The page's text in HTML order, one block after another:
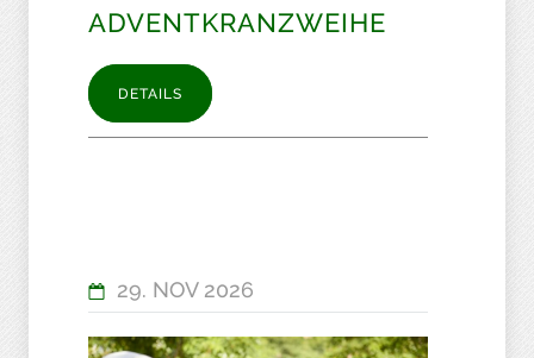
ADVENTKRANZWEIHE
DETAILS
29. NOV 2026